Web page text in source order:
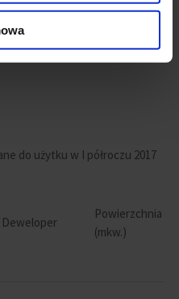
Dyrektor Działu
do użytku w I półroczu 2017
Deweloper
Powierzchnia
(mkw.)